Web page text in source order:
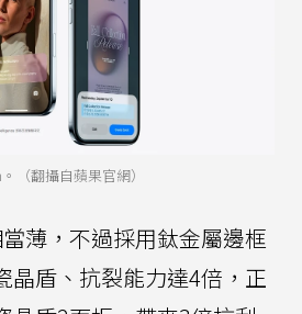
（翻攝自蘋果官網）
薄，不過採用鈦金屬邊框
晶盾、抗裂能力達4倍，正